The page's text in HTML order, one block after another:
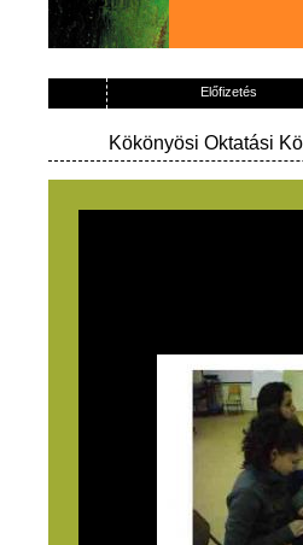
Előfizetés
Kökönyösi Oktatási